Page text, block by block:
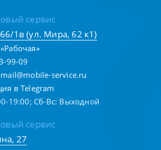
сервис
1в (ул. Мира, 62 к1)
99-09
mail@mobile-service.ru
в Telegram
19:00; Сб-Вс: Выходной
сервис
27